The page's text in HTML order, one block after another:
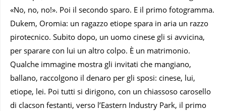
«No, no, no!». Poi il secondo sparo. E il primo fotogramma.
Dukem, Oromia: un ragazzo etiope spara in aria un razzo
pirotecnico. Subito dopo, un uomo cinese gli si avvicina,
per sparare con lui un altro colpo. È un matrimonio.
Qualche immagine mostra gli invitati che mangiano,
ballano, raccolgono il denaro per gli sposi: cinese, lui,
etiope, lei. Poi tutti si dirigono, con un chiassoso carosello
di clacson festanti, verso l’Eastern Industry Park, il primo